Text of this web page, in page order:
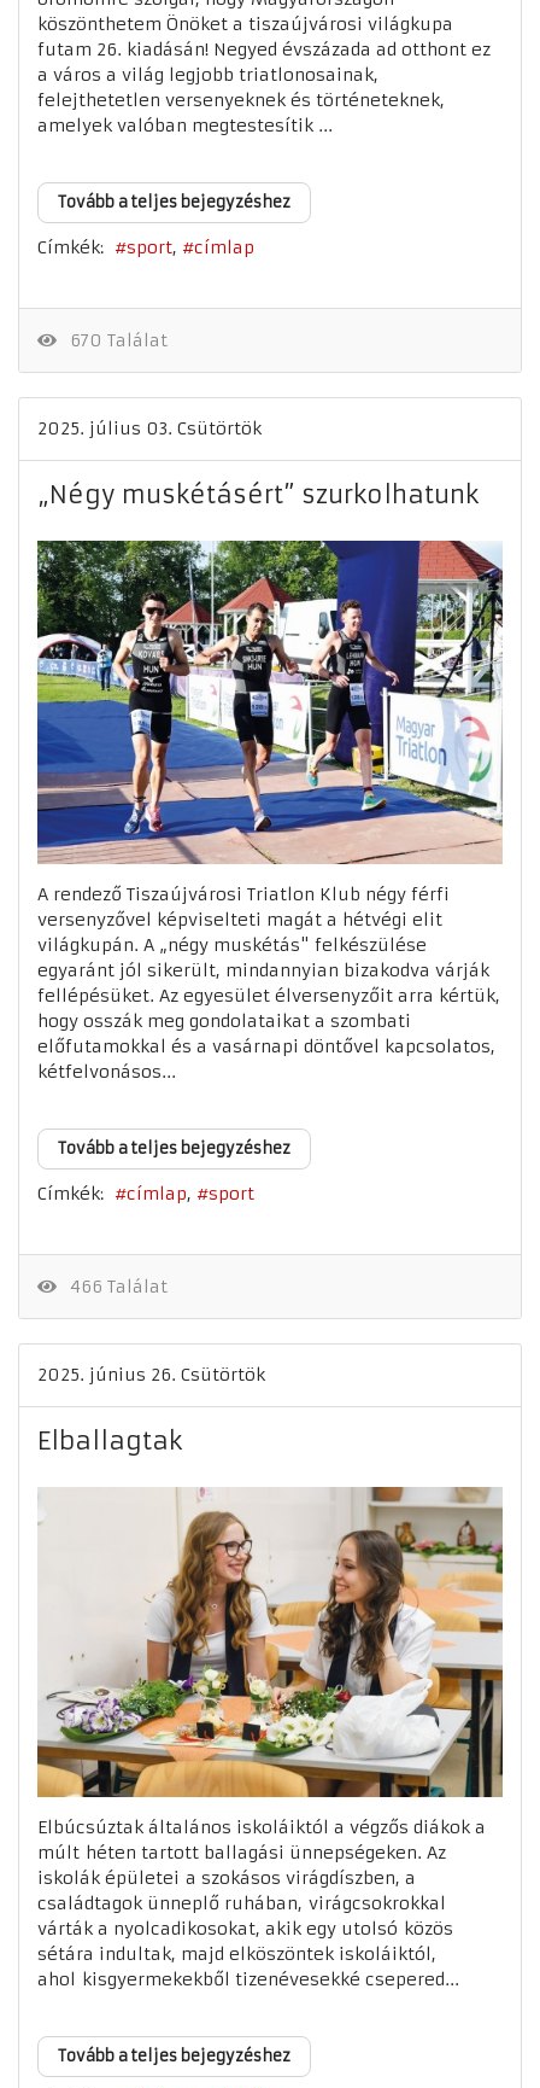
köszönthetem Önöket a tiszaújvárosi világkupa
futam 26. kiadásán! Negyed évszázada ad otthont ez
a város a világ legjobb triatlonosainak,
felejthetetlen versenyeknek és történeteknek,
amelyek valóban megtestesítik ...
Tovább a teljes bejegyzéshez
Címkék: sport címlap
670 Találat
2025. július 03. Csütörtök
„Négy muskétásért” szurkolhatunk
A rendező Tiszaújvárosi Triatlon Klub négy férfi
versenyzővel képviselteti magát a hétvégi elit
világkupán. A „négy muskétás" felkészülése
egyaránt jól sikerült, mindannyian bizakodva várják
fellépésüket. Az egyesület élversenyzőit arra kértük,
hogy osszák meg gondolataikat a szombati
előfutamokkal és a vasárnapi döntővel kapcsolatos,
kétfelvonásos...
Tovább a teljes bejegyzéshez
Címkék: címlap sport
466 Találat
2025. június 26. Csütörtök
Elballagtak
Elbúcsúztak általános iskoláiktól a végzős diákok a
múlt héten tartott ballagási ünnepségeken. Az
iskolák épületei a szokásos virágdíszben, a
családtagok ünneplő ruhában, virágcsokrokkal
várták a nyolcadikosokat, akik egy utolsó közös
sétára indultak, majd elköszöntek iskoláiktól,
ahol kisgyermekekből tizenévesekké csepered...
Tovább a teljes bejegyzéshez